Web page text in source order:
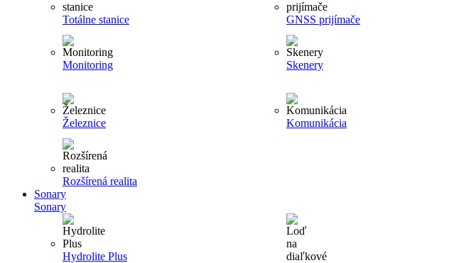
Totálne stanice GNSS prijímače
Monitoring
Skenery
Železnice Komunikácia
Rozšírená realita
Sonary
Sonary
Hydrolite Plus